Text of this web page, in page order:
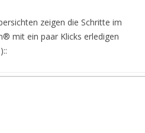
zeigen die Schritte im
mit ein paar Klicks erledigen